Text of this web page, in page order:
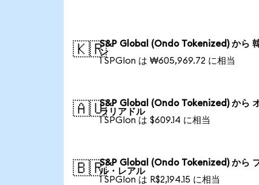
🇰🇷S&P Global (Ondo Tokenized) から
ン
1 SPGIon は ₩605,969.72 に相当
🇦🇺S&P Global (Ondo Tokenized) から
ラリアドル
1 SPGIon は $609.14 に相当
🇧🇷S&P Global (Ondo Tokenized) から
ル・レアル
1 SPGIon は R$2,194.15 に相当